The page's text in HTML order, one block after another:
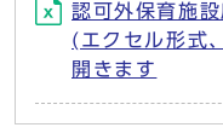
認可外保育施
(エクセル形式
開きます